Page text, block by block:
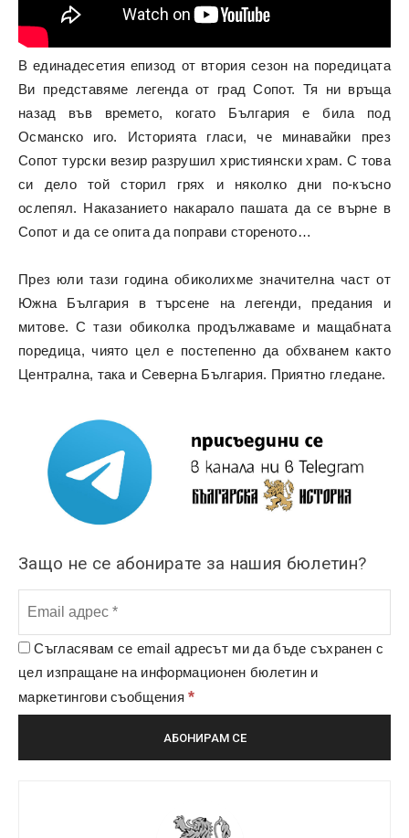
В единадесетия епизод от втория сезон на поредицата
Ви представяме легенда от град Сопот. Тя ни връща
назад във времето, когато България е била под
Османско иго. Историята гласи, че минавайки през
Сопот турски везир разрушил християнски храм. С това
си дело той сторил грях и няколко дни по-късно
ослепял. Наказанието накарало пашата да се върне в
Сопот и да се опита да поправи стореното…
През юли тази година обиколихме значителна част от
Южна България в търсене на легенди, предания и
митове. С тази обиколка продължаваме и мащабната
поредица, чиято цел е постепенно да обхванем както
Централна, така и Северна България. Приятно гледане.
Защо не се абонирате за нашия бюлетин?
Съгласявам се email адресът ми да бъде съхранен с
цел изпращане на информационен бюлетин и
маркетингови съобщения*